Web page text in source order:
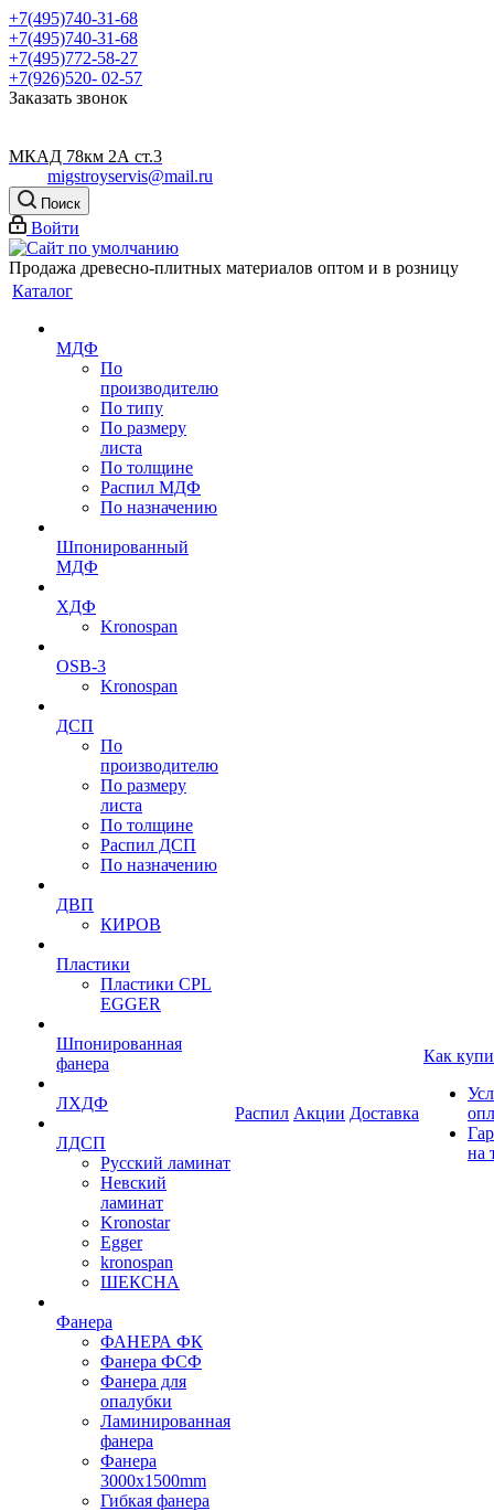
+7(495)740-31-68
+7(495)740-31-68
+7(495)772-58-27
+7(926)520- 02-57
Заказать звонок
МКАД 78км 2А ст.3
migstroyservis@mail.ru
Поиск
Войти
Продажа древесно-плитных материалов оптом и в розницу
Каталог
МДФ
По
производителю
По типу
По размеру
листа
По толщине
Распил МДФ
По назначению
Шпонированный
МДФ
ХДФ
Kronospan
OSB-3
Kronospan
ДСП
По
производителю
По размеру
листа
По толщине
Распил ДСП
По назначению
ДВП
КИРОВ
Пластики
Пластики CPL
EGGER
Шпонированная
фанера
ЛХДФ
ЛДСП
Русский ламинат
Невский
ламинат
Kronostar
Egger
kronospan
ШЕКСНА
Фанера
ФАНЕРА ФК
Фанера ФСФ
Фанера для
опалубки
Ламинированная
фанера
Фанера
3000х1500mm
Гибкая фанера
Распил Акции Доставка
Как
на